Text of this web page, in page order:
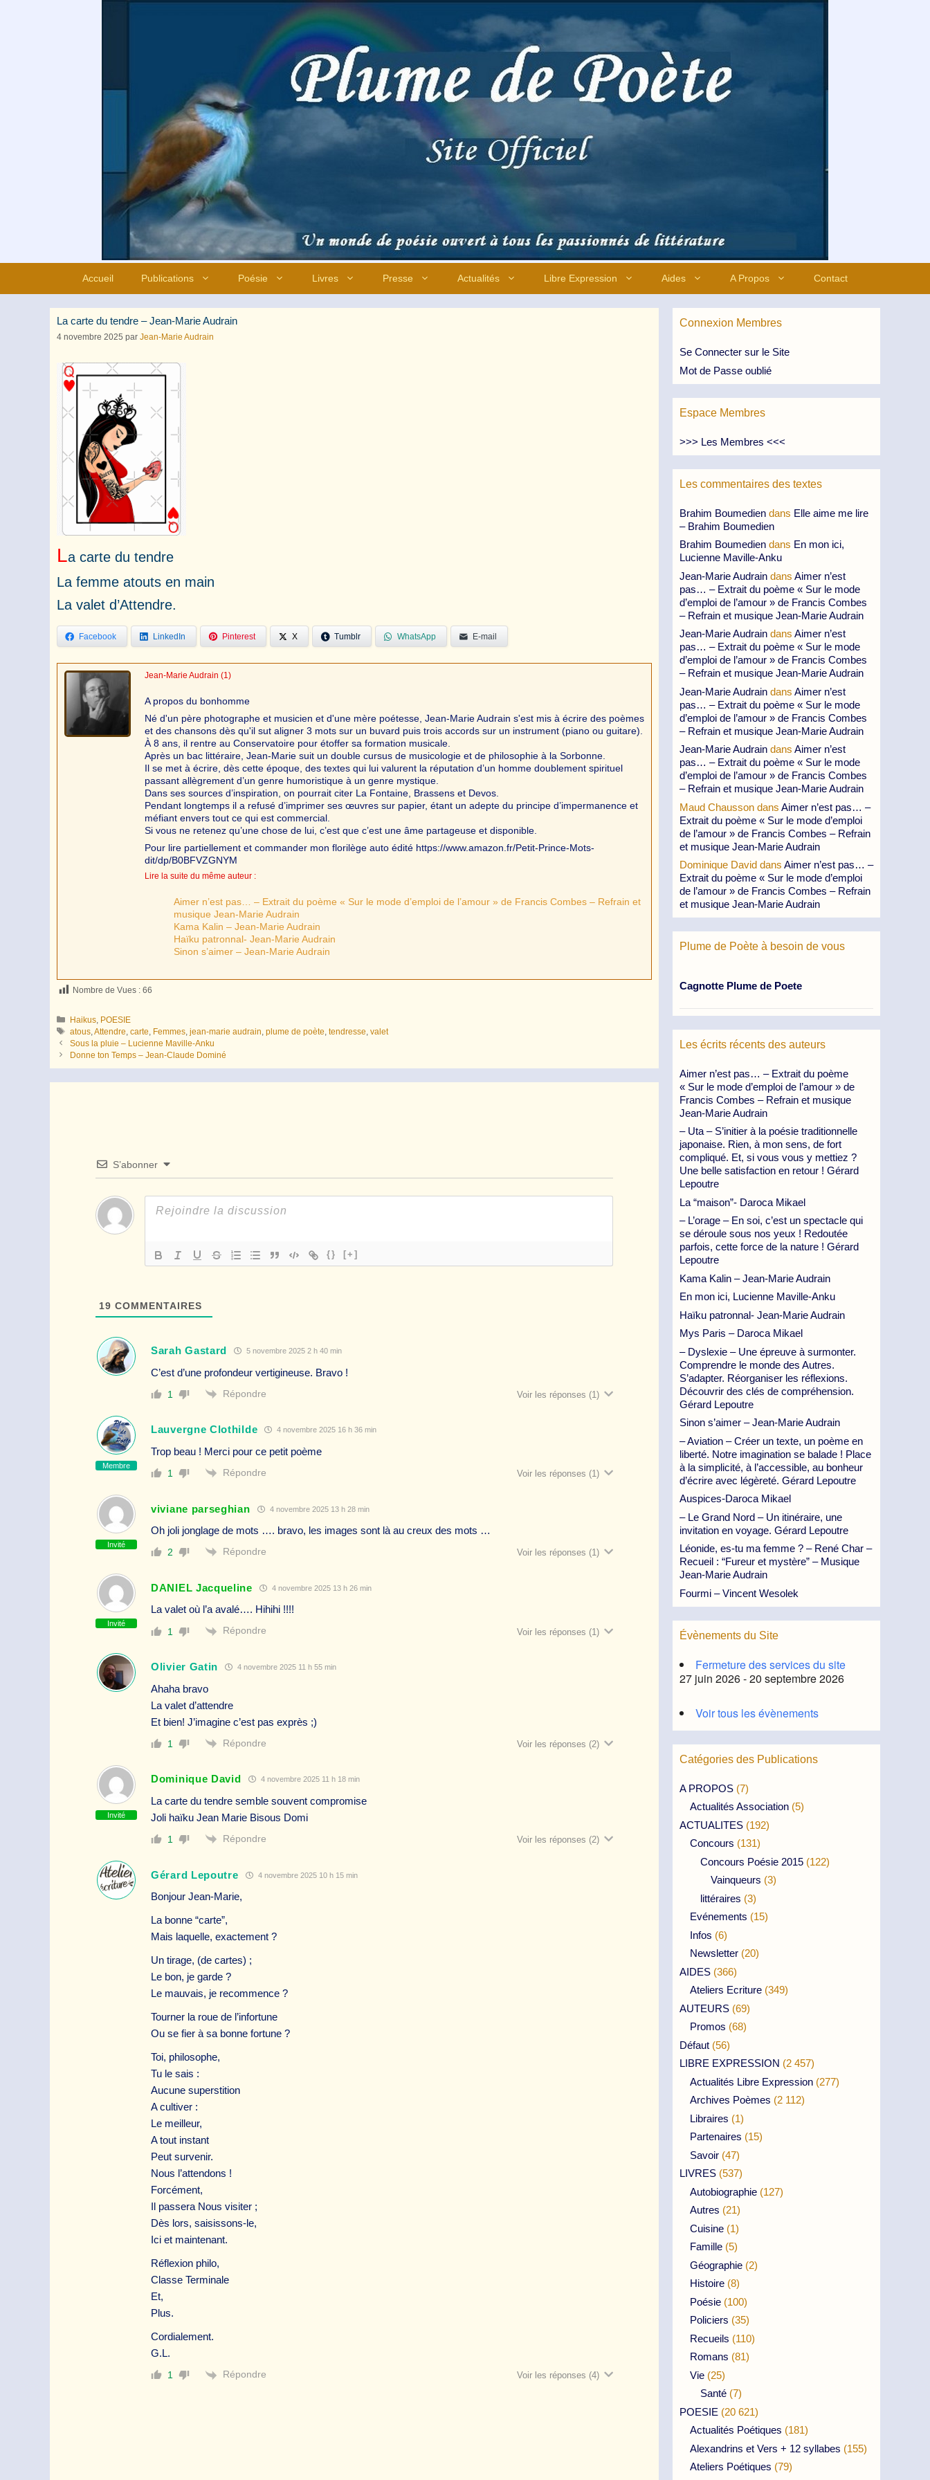
Accueil Publications Poésie Livres Presse Actualités Libre Expression Aides A Propos Contact
La carte du tendre – Jean-Marie Audrain
4 novembre 2025 par Jean-Marie Audrain
La carte du tendre
La femme atouts en main
La valet d’Attendre.
Facebook LinkedIn Pinterest X Tumblr WhatsApp E-mail
Jean-Marie Audrain (1)
A propos du bonhomme
Né d'un père photographe et musicien et d'une mère poétesse, Jean-Marie Audrain s'est mis à écrire des poèmes
et des chansons dès qu'il sut aligner 3 mots sur un buvard puis trois accords sur un instrument (piano ou guitare).
À 8 ans, il rentre au Conservatoire pour étoffer sa formation musicale.
Après un bac littéraire, Jean-Marie suit un double cursus de musicologie et de philosophie à la Sorbonne.
Il se met à écrire, dès cette époque, des textes qui lui valurent la réputation d’un homme doublement spirituel
passant allègrement d’un genre humoristique à un genre mystique.
Dans ses sources d’inspiration, on pourrait citer La Fontaine, Brassens et Devos.
Pendant longtemps il a refusé d’imprimer ses œuvres sur papier, étant un adepte du principe d’impermanence et
méfiant envers tout ce qui est commercial.
Si vous ne retenez qu’une chose de lui, c’est que c’est une âme partageuse et disponible.
Pour lire partiellement et commander mon florilège auto édité https://www.amazon.fr/Petit-Prince-Mots-
dit/dp/B0BFVZGNYM
Lire la suite du même auteur :
Aimer n’est pas… – Extrait du poème « Sur le mode d’emploi de l’amour » de Francis Combes – Refrain et
musique Jean-Marie Audrain
Kama Kalin – Jean-Marie Audrain
Haïku patronnal- Jean-Marie Audrain
Sinon s’aimer – Jean-Marie Audrain
Nombre de Vues : 66
Catégories
Haikus POESIE
Étiquettes
atous ,Attendre ,carte Femmes ,jean-marie audrain ,plume de poète ,tendresse ,valet
Sous la pluie – Lucienne Maville-Anku
Donne ton Temps – Jean-Claude Dominé
S’abonner
{} [+]
19 COMMENTAIRES
Sarah Gastard 5 novembre 2025 2 h 40 min
C’est d’une profondeur vertigineuse. Bravo !
1 Répondre Voir les réponses (1)
Membre
Lauvergne Clothilde 4 novembre 2025 16 h 36 min
Trop beau ! Merci pour ce petit poème
1 Répondre Voir les réponses (1)
Invité
viviane parseghian 4 novembre 2025 13 h 28 min
Oh joli jonglage de mots …. bravo, les images sont là au creux des mots …
2 Répondre Voir les réponses (1)
Invité
DANIEL Jacqueline 4 novembre 2025 13 h 26 min
La valet où l’a avalé…. Hihihi !!!!
1 Répondre Voir les réponses (1)
Olivier Gatin 4 novembre 2025 11 h 55 min
Ahaha bravo
La valet d’attendre
Et bien! J’imagine c’est pas exprès ;)
1 Répondre Voir les réponses (2)
Invité
Dominique David 4 novembre 2025 11 h 18 min
La carte du tendre semble souvent compromise
Joli haïku Jean Marie Bisous Domi
1 Répondre Voir les réponses (2)
Gérard Lepoutre 4 novembre 2025 10 h 15 min
Bonjour Jean-Marie,
La bonne “carte”,
Mais laquelle, exactement ?
Un tirage, (de cartes) ;
Le bon, je garde ?
Le mauvais, je recommence ?
Tourner la roue de l’infortune
Ou se fier à sa bonne fortune ?
Toi, philosophe,
Tu le sais :
Aucune superstition
A cultiver :
Le meilleur,
A tout instant
Peut survenir.
Nous l’attendons !
Forcément,
Il passera Nous visiter ;
Dès lors, saisissons-le,
Ici et maintenant.
Réflexion philo,
Classe Terminale
Et,
Plus.
Cordialement.
G.L.
1 Répondre Voir les réponses (4)
Connexion Membres
Se Connecter sur le Site
Mot de Passe oublié
Espace Membres
>>> Les Membres <<<
Les commentaires des textes
Brahim Boumedien dans Elle aime me lire
– Brahim Boumedien
Brahim Boumedien dans En mon ici,
Lucienne Maville-Anku
Jean-Marie Audrain dans Aimer n’est
pas… – Extrait du poème « Sur le mode
d’emploi de l’amour » de Francis Combes
– Refrain et musique Jean-Marie Audrain
Jean-Marie Audrain dans Aimer n’est
pas… – Extrait du poème « Sur le mode
d’emploi de l’amour » de Francis Combes
– Refrain et musique Jean-Marie Audrain
Jean-Marie Audrain dans Aimer n’est
pas… – Extrait du poème « Sur le mode
d’emploi de l’amour » de Francis Combes
– Refrain et musique Jean-Marie Audrain
Jean-Marie Audrain dans Aimer n’est
pas… – Extrait du poème « Sur le mode
d’emploi de l’amour » de Francis Combes
– Refrain et musique Jean-Marie Audrain
Maud Chausson dans Aimer n’est pas… –
Extrait du poème « Sur le mode d’emploi
de l’amour » de Francis Combes – Refrain
et musique Jean-Marie Audrain
Dominique David dans Aimer n’est pas… –
Extrait du poème « Sur le mode d’emploi
de l’amour » de Francis Combes – Refrain
et musique Jean-Marie Audrain
Plume de Poète à besoin de vous
Cagnotte Plume de Poete
Les écrits récents des auteurs
Aimer n’est pas… – Extrait du poème
« Sur le mode d’emploi de l’amour » de
Francis Combes – Refrain et musique
Jean-Marie Audrain
– Uta – S’initier à la poésie traditionnelle
japonaise. Rien, à mon sens, de fort
compliqué. Et, si vous vous y mettiez ?
Une belle satisfaction en retour ! Gérard
Lepoutre
La “maison”- Daroca Mikael
– L’orage – En soi, c’est un spectacle qui
se déroule sous nos yeux ! Redoutée
parfois, cette force de la nature ! Gérard
Lepoutre
Kama Kalin – Jean-Marie Audrain
En mon ici, Lucienne Maville-Anku
Haïku patronnal- Jean-Marie Audrain
Mys Paris – Daroca Mikael
– Dyslexie – Une épreuve à surmonter.
Comprendre le monde des Autres.
S’adapter. Réorganiser les réflexions.
Découvrir des clés de compréhension.
Gérard Lepoutre
Sinon s’aimer – Jean-Marie Audrain
– Aviation – Créer un texte, un poème en
liberté. Notre imagination se balade ! Place
à la simplicité, à l’accessible, au bonheur
d’écrire avec légèreté. Gérard Lepoutre
Auspices-Daroca Mikael
– Le Grand Nord – Un itinéraire, une
invitation en voyage. Gérard Lepoutre
Léonide, es-tu ma femme ? – René Char –
Recueil : “Fureur et mystère” – Musique
Jean-Marie Audrain
Fourmi – Vincent Wesolek
Évènements du Site
Fermeture des services du site
27 juin 2026 - 20 septembre 2026
Voir tous les évènements
Catégories des Publications
A PROPOS (7)
Actualités Association (5)
ACTUALITES (192)
Concours (131)
Concours Poésie 2015 (122)
Vainqueurs (3)
littéraires (3)
Evénements (15)
Infos (6)
Newsletter (20)
AIDES (366)
Ateliers Ecriture (349)
AUTEURS (69)
Promos (68)
Défaut (56)
LIBRE EXPRESSION (2 457)
Actualités Libre Expression (277)
Archives Poèmes (2 112)
Libraires (1)
Partenaires (15)
Savoir (47)
LIVRES (537)
Autobiographie (127)
Autres (21)
Cuisine (1)
Famille (5)
Géographie (2)
Histoire (8)
Poésie (100)
Policiers (35)
Recueils (110)
Romans (81)
Vie (25)
Santé (7)
POESIE (20 621)
Actualités Poétiques (181)
Alexandrins et Vers + 12 syllabes (155)
Ateliers Poétiques (79)